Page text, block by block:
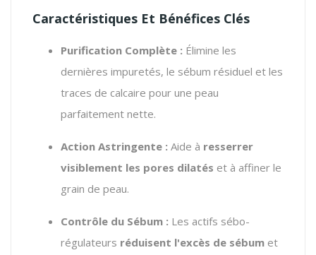
Caractéristiques Et Bénéfices Clés
Purification Complète : Élimine les
dernières impuretés, le sébum résiduel et les
traces de calcaire pour une peau
parfaitement nette.
Action Astringente : Aide à resserrer
visiblement les pores dilatés et à affiner le
grain de peau.
Contrôle du Sébum : Les actifs sébo-
régulateurs réduisent l'excès de sébum et